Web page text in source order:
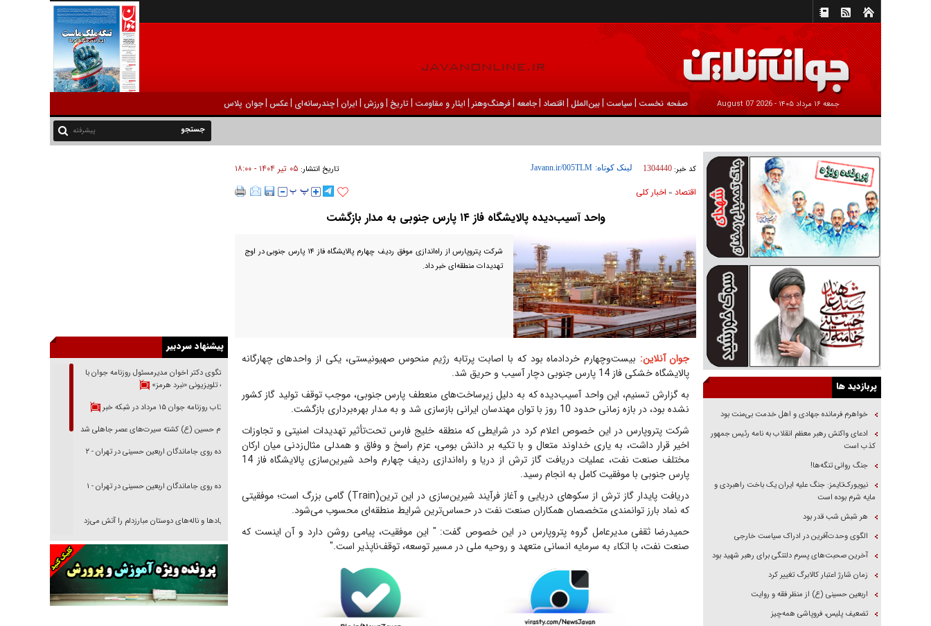
جمعه ۱۶ مرداد ۱۴۰۵ - 2026 August 07 صفحه نخست | سیاست |بين‌الملل | اقتصاد |جامعه |فرهنگ‌و‌هنر | ایثار و مقاومت |تاریخ |ورزش | ايران |چندرسانه‌ای |عکس |جوان پلاس
پیشرفته
کد خبر: 1304440 لینک کوتاه: تاریخ انتشار: ۰۵ تير ۱۴۰۴ - ۱۸:۰۰
اقتصاد» اخبار کلی
واحد آسیب‌دیده پالایشگاه فاز ۱۴ پارس جنوبی به مدار بازگشت
شرکت پتروپارس از راه‌اندازی موفق‌ ردیف چهارم پالایشگاه فاز ۱۴ پارس جنوبی در اوج
تهدیدات منطقه‌ای خبر داد.
جوان آنلاین: بیست‌وچهارم خردادماه بود که با اصابت پرتابه رژیم منحوس صهیونیستی، یکی از واحدهای چهارگانه
پالایشگاه خشکی فاز 14 پارس جنوبی دچار آسیب و حریق شد.
به گزارش تسنیم، این واحد آسیب‌دیده که به دلیل زیرساخت‌های منعطف پارس جنوبی، موجب توقف تولید گاز کشور
نشده بود، در بازه زمانی حدود 10 روز با توان مهندسان ایرانی بازسازی شد و به مدار بهره‌برداری بازگشت.
شرکت پتروپارس در این خصوص اعلام کرد در شرایطی که منطقه خلیج فارس تحت‌تأثیر تهدیدات امنیتی و تجاوزات
اخیر قرار داشت، به یاری خداوند متعال و با تکیه بر دانش بومی، عزم راسخ و وفاق و همدلی مثال‌زدنی میان ارکان
مختلف صنعت نفت، عملیات دریافت گاز ترش از دریا و راه‌اندازی ردیف چهارم واحد شیرین‌سازی پالایشگاه فاز 14
پارس جنوبی با موفقیت کامل به انجام رسید.
دریافت پایدار گاز ترش از سکوهای دریایی و آغاز فرآیند شیرین‌سازی در این ترین(Train) گامی بزرگ است؛ موفقیتی
که نماد بارز توانمندی متخصصان همکاران صنعت نفت در حساس‌ترین شرایط منطقه‌ای محسوب می‌شود.
حمیدرضا ثقفی مدیرعامل گروه پتروپارس در این خصوص گفت: " این موفقیت، پیامی روشن دارد و آن اینست که
صنعت نفت، با اتکاء به سرمایه انسانی متعهد و روحیه ملی در مسیر توسعه، توقف‌ناپذیر است."
پربازدید ها
خواهرم فرمانده جهادی و اهل خدمت بی‌منت بود
ادعای واکنش رهبر معظم انقلاب به نامه رئیس جمهور
کذب است
جنگ روانی تنگه‌ها!
نیویورک‌تایمز: جنگ علیه ایران یک باخت راهبردی و
مایه شرم بوده است
هر شبش شب قدر بود
الگوی وحدت‌آفرین در ادراک سیاست خارجی
آخرین صحبت‌های پسرم دلتنگی برای رهبر شهید بود
زمان شارژ اعتبار کالابرگ تغییر کرد
اربعین حسینی (ع) از منظر فقه و روایت
تضعیف پلیس، فروپاشی همه‌چیز
پیشنهاد سردبیر
گفتگوی دکتر اخوان مدیرمسئول روزنامه جوان با
برنامه تلویزیونی «نبرد هرمز»
بازتاب روزنامه جوان ۱۵ مرداد در شبکه خبر
امام حسین (ع) کشته سیرت‌های عصر جاهلی شد
پیاده روی جاماندگان اربعین حسینی در تهران - ۲
پیاده روی جاماندگان اربعین حسینی در تهران - ۱
فریاد‌ها و ناله‌های دوستان مبارزدلم را آتش می‌زد
تغییر رویه دشمن در ترور از شیخ فضل‌الله تا مصباح
خرید قسطی اولش خنده و آخرش گریه است!
فوتبال و آن «بالا»!